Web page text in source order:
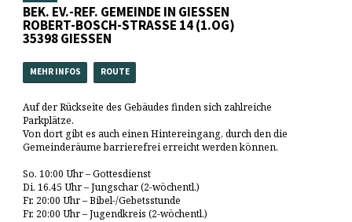
BEK. EV.-REF. GEMEINDE IN GIESSEN
ROBERT-BOSCH-STRASSE 14 (1.OG)
35398 GIESSEN
MEHR INFOS ROUTE
Auf der Rückseite des Gebäudes finden sich zahlreiche
Parkplätze.
Von dort gibt es auch einen Hintereingang, durch den die
Gemeinderäume barrierefrei erreicht werden können.
So. 10:00 Uhr – Gottesdienst
Di. 16.45 Uhr – Jungschar (2-wöchentl.)
Fr. 20:00 Uhr – Bibel-/Gebetsstunde
Fr. 20:00 Uhr – Jugendkreis (2-wöchentl.)